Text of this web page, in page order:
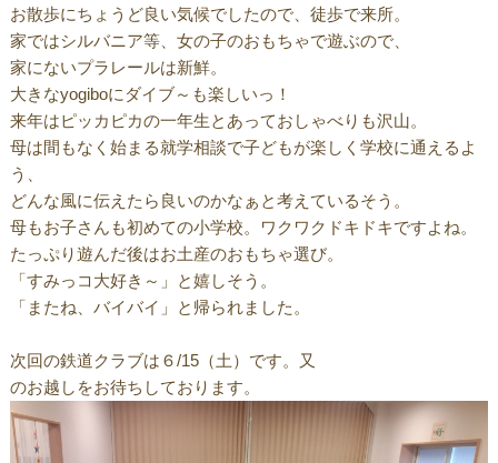
お散歩にちょうど良い気候でしたので、徒歩で来所。
家ではシルバニア等、女の子のおもちゃで遊ぶので、
家にないプラレールは新鮮。
大きなyogiboにダイブ～も楽しいっ！
来年はピッカピカの一年生とあっておしゃべりも沢山。
母は間もなく始まる就学相談で子どもが楽しく学校に通えるよ
う、
どんな風に伝えたら良いのかなぁと考えているそう。
母もお子さんも初めての小学校。ワクワクドキドキですよね。
たっぷり遊んだ後はお土産のおもちゃ選び。
「すみっコ大好き～」と嬉しそう。
「またね、バイバイ」と帰られました。
次回の鉄道クラブは６/15（土）です。又
のお越しをお待ちしております。